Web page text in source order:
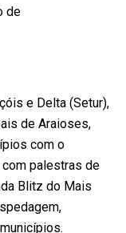
de
e Delta (Setur),
de Araioses,
com o
com palestras de
Blitz do Mais